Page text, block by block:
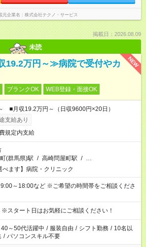
元企業名 株式会社テクノ・サービス
掲載日：2026.08.09
未読
NEW
19.2万円～≫病院で受付やカ
ブランクOK WEB登録・面接OK
■月収19.2万円～（日収9600円×20日）
支給あり
規定内支給
(群馬県)駅 / 高崎問屋町駅 / …
べます】病院・クリニック
～18:00など ※ご希望の時間帯をご相談くださ
タート日はお気軽にご相談ください！
40～50代活躍中 / 服装自由 / シフト勤務 / 10名以
/ パソコンスキル不要